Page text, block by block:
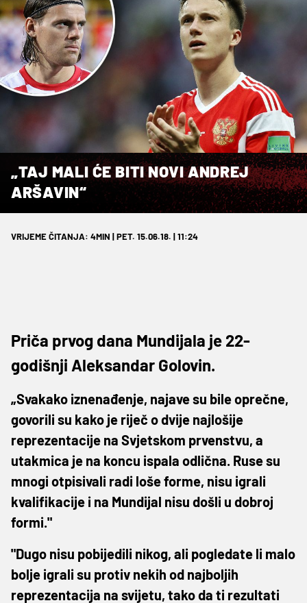
„TAJ MALI ĆE BITI NOVI ANDREJ
ARŠAVIN“
VRIJEME ČITANJA: 4MIN | PET. 15.06.18. | 11:24
Priča prvog dana Mundijala je 22-
godišnji Aleksandar Golovin.
„Svakako iznenađenje, najave su bile oprečne,
govorili su kako je riječ o dvije najlošije
reprezentacije na Svjetskom prvenstvu, a
utakmica je na koncu ispala odlična. Ruse su
mnogi otpisivali radi loše forme, nisu igrali
kvalifikacije i na Mundijal nisu došli u dobroj
formi."
"Dugo nisu pobijedili nikog, ali pogledate li malo
bolje igrali su protiv nekih od najboljih
reprezentacija na svijetu, tako da ti rezultati